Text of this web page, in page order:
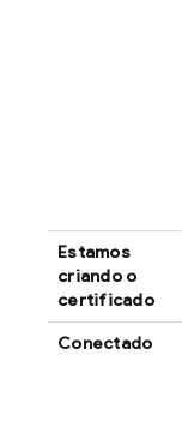
Estamos
criando o
certificado
Conectado